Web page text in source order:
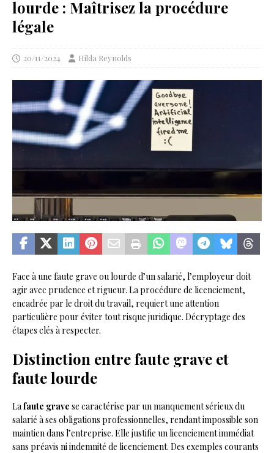
lourde : Maîtrisez la procédure
légale
20/11/2024 Hilda Reynolds
Face à une faute grave ou lourde d’un salarié, l’employeur doit
agir avec prudence et rigueur. La procédure de licenciement,
encadrée par le droit du travail, requiert une attention
particulière pour éviter tout risque juridique. Décryptage des
étapes clés à respecter.
Distinction entre faute grave et
faute lourde
La faute grave se caractérise par un manquement sérieux du
salarié à ses obligations professionnelles, rendant impossible son
maintien dans l’entreprise. Elle justifie un licenciement immédiat
sans préavis ni indemnité de licenciement. Des exemples courants